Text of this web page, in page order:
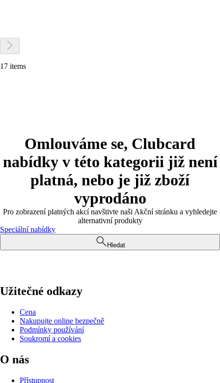
17 items
Omlouváme se, Clubcard
nabídky v této kategorii již není
platná, nebo je již zboží
vyprodáno
Pro zobrazení platných akcí navštivte naši Akční stránku a vyhledejte
alternativní produkty
Speciální nabídky
Hledat
Užitečné odkazy
Cena
Nakupujte online bezpečně
Podmínky používání
Soukromí a cookies
O nás
Přístupnost